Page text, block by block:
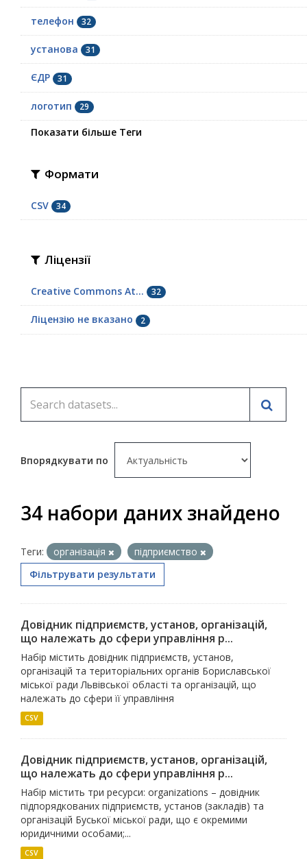
телефон 32
установа 31
ЄДР 31
логотип 29
Показати більше Теги
Формати
CSV 34
Ліцензії
Creative Commons At... 32
Ліцензію не вказано 2
Впорядкувати по
34 набори даних знайдено
Теги: організація
підприємство
Фільтрувати результати
Довідник підприємств, установ, організацій,
що належать до сфери управління р...
Набір містить довідник підприємств, установ,
організацій та територіальних органів Бориславської
міської ради Львівської області та організацій, що
належать до сфери її управління
CSV
Довідник підприємств, установ, організацій,
що належать до сфери управління р...
Набір містить три ресурси: organizations – довідник
підпорядкованих підприємств, установ (закладів) та
організацій Буської міської ради, що є окремими
юридичними особами;...
CSV